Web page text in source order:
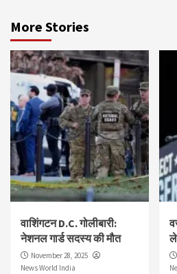
More Stories
वाशिंगटन D.C. गोलीबारी:
नेशनल गार्ड सदस्य की मौत
November 28, 2025
News World India